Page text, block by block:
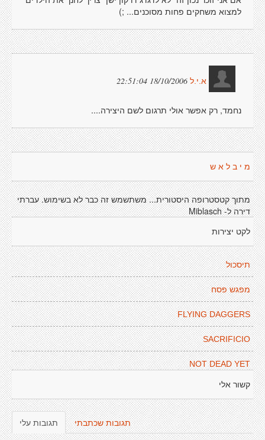
למצוא משחקים פחות מסוכנים... ;)
א.י.ל 18/10/2006 22:51:04
נחמד, רק אפשר אולי תרגום לשם היצירה....
מ י ב ל א ש
מתוך קטסטרופה היסטורית... משתשמש זה כבר לא בשימוש. עברתי
דירה ל- Miblasch
לקט יצירות
תיסכול
מפגש פסח
FLYING DAGGERS
SACRIFICIO
NOT DEAD YET
קשור אלי
תגובות עלי תגובות שכתבתי